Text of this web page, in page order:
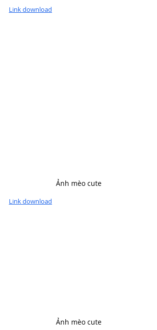
Link download
Ảnh mèo cute
Link download
Ảnh mèo cute